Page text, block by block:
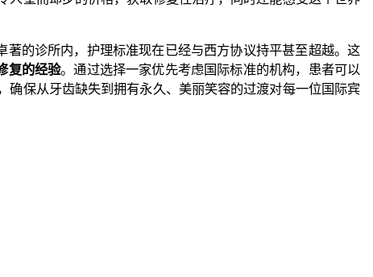
著的诊所内，护理标准现在已经与西方协议持平甚至超越。这
复的经验。通过选择一家优先考虑国际标准的机构，患者可以
保从牙齿缺失到拥有永久、美丽笑容的过渡对每一位国际宾